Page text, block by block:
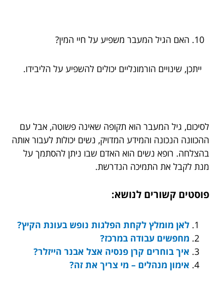
האם הגיל המעבר משפיע על חיי המין?
ייתכן, שינויים הורמונליים יכולים להשפיע על הליבידו.
לסיכום, גיל המעבר הוא תקופה שאינה פשוטה, אבל עם
ההכוונה הנכונה והמידע המדויק, נשים יכולות לעבור אותה
בהצלחה. רופא נשים הוא האדם שבו ניתן להסתמך על
מנת לקבל את התמיכה הנדרשת.
פוסטים קשורים לנושא:
לאן מומלץ לקחת הפלגות נופש בעונת הקיץ?
מחפשים עבודה במרכז?
איך בוחרים קרן פנסיה אצל אבנר הייזלר?
אימון מנהלים – מי צריך את זה?